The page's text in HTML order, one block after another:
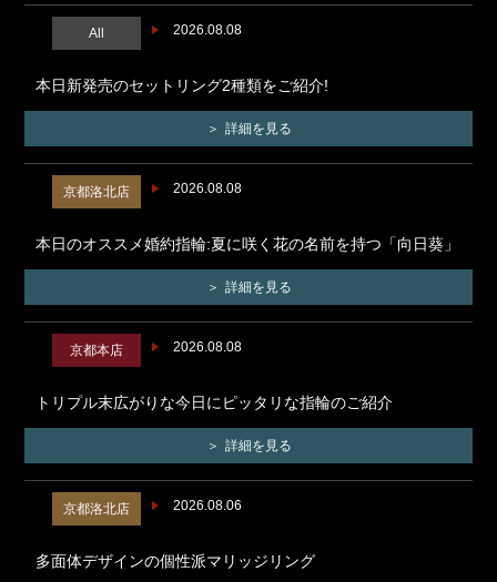
2026.08.08
All
本日新発売のセットリング2種類をご紹介!
詳細を見る
2026.08.08
京都洛北店
本日のオススメ婚約指輪:夏に咲く花の名前を持つ「向日葵」
詳細を見る
2026.08.08
京都本店
トリプル末広がりな今日にピッタリな指輪のご紹介
詳細を見る
2026.08.06
京都洛北店
多面体デザインの個性派マリッジリング